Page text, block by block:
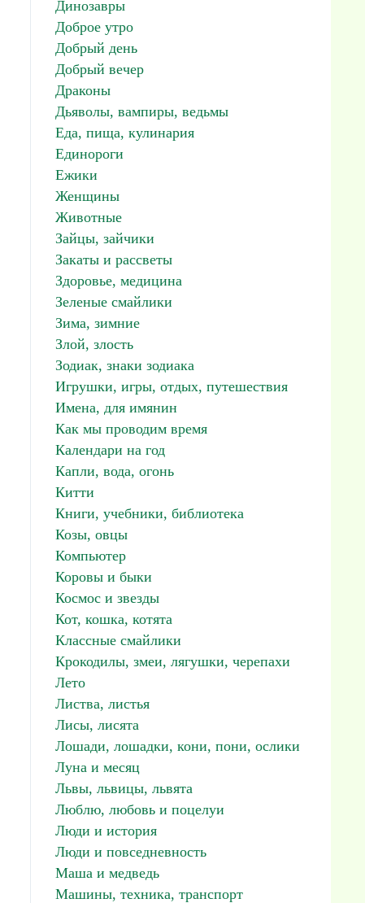
Динозавры
Доброе утро
Добрый день
Добрый вечер
Драконы
Дьяволы, вампиры, ведьмы
Еда, пища, кулинария
Единороги
Ежики
Женщины
Животные
Зайцы, зайчики
Закаты и рассветы
Здоровье, медицина
Зеленые смайлики
Зима, зимние
Злой, злость
Зодиак, знаки зодиака
Игрушки, игры, отдых, путешествия
Имена, для имянин
Как мы проводим время
Календари на год
Капли, вода, огонь
Китти
Книги, учебники, библиотека
Козы, овцы
Компьютер
Коровы и быки
Космос и звезды
Кот, кошка, котята
Классные смайлики
Крокодилы, змеи, лягушки, черепахи
Лето
Листва, листья
Лисы, лисята
Лошади, лошадки, кони, пони, ослики
Луна и месяц
Львы, львицы, львята
Люблю, любовь и поцелуи
Люди и история
Люди и повседневность
Маша и медведь
Машины, техника, транспорт